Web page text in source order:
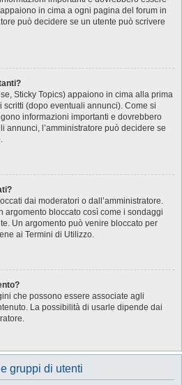
in cima a ogni pagina del forum in
può decidere se un utente può scrivere
Sticky Topics) appaiono in cima alla prima
(dopo eventuali annunci). Come si
informazioni importanti e dovrebbero
annunci, l’amministratore può decidere se
dai moderatori o dall’amministratore.
argomento bloccato così come i sondaggi
Un argomento può venire bloccato per
ai Termini di Utilizzo.
che possono essere associate agli
La possibilità di usarle dipende dai
gruppi di utenti